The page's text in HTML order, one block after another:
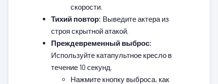
скорости.
Тихий повтор: Выведите актера из
строя скрытной атакой.
Преждевременный выброс:
Используйте катапультное кресло в
течение 10 секунд.
Нажмите кнопку выброса, как